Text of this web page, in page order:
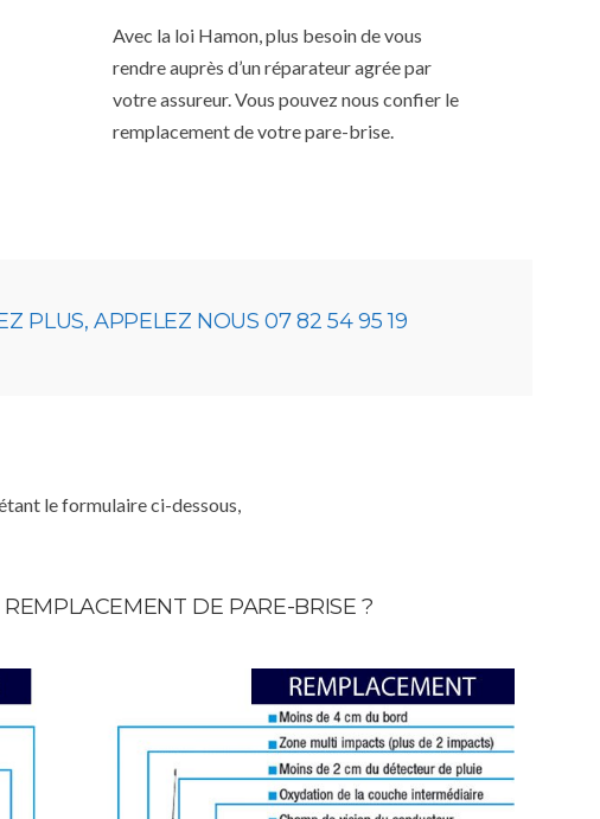
Avec la loi Hamon, plus besoin de vous
rendre auprès d’un réparateur agrée par
votre assureur. Vous pouvez nous confier le
remplacement de votre pare-brise.
PLUS, APPELEZ NOUS 07 82 54 95 19
le formulaire ci-dessous,
DE PARE-BRISE ?